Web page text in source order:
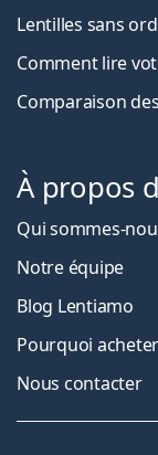
Lentilles sans
Comment lire
Comparaison
À propos
Qui sommes-
Notre équipe
Blog Lentiamo
Pourquoi
Nous contacter